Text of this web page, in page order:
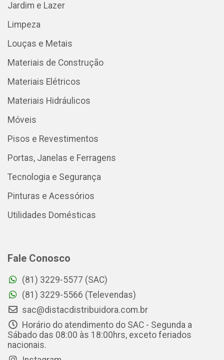
Jardim e Lazer
Limpeza
Louças e Metais
Materiais de Construção
Materiais Elétricos
Materiais Hidráulicos
Móveis
Pisos e Revestimentos
Portas, Janelas e Ferragens
Tecnologia e Segurança
Pinturas e Acessórios
Utilidades Domésticas
Fale Conosco
(81) 3229-5577 (SAC)
(81) 3229-5566 (Televendas)
sac@distacdistribuidora.com.br
Horário do atendimento do SAC - Segunda a
Sábado das 08:00 às 18:00hrs, exceto feriados
nacionais.